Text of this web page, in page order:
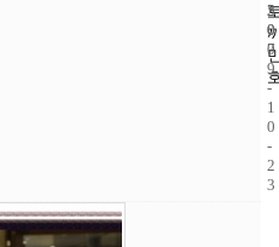
5
0
7
2
0
0
9
-
1
0
-
2
3